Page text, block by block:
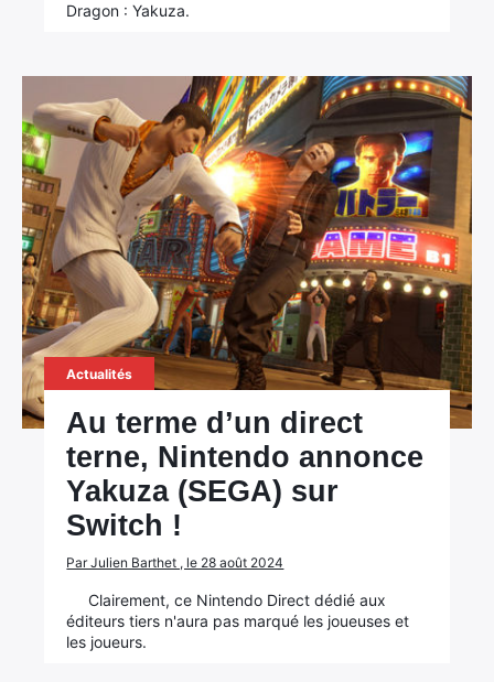
Dragon : Yakuza.
Actualités
Au terme d’un direct
terne, Nintendo annonce
Yakuza (SEGA) sur
Switch !
Par Julien Barthet , le 28 août 2024
Clairement, ce Nintendo Direct dédié aux
éditeurs tiers n'aura pas marqué les joueuses et
les joueurs.